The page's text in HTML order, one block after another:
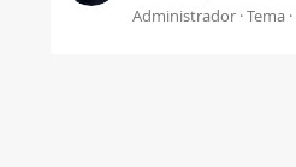
Administrador Tema